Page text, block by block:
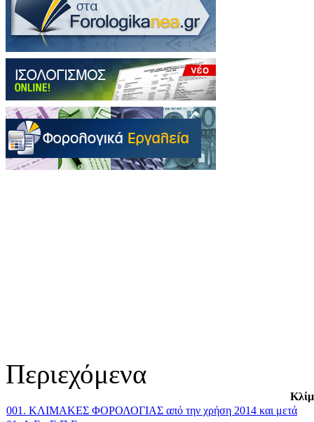
Περιεχόμενα
001. ΚΛΙΜΑΚΕΣ ΦΟΡΟΛΟΓΙΑΣ από την χρήση 2014 και μετά